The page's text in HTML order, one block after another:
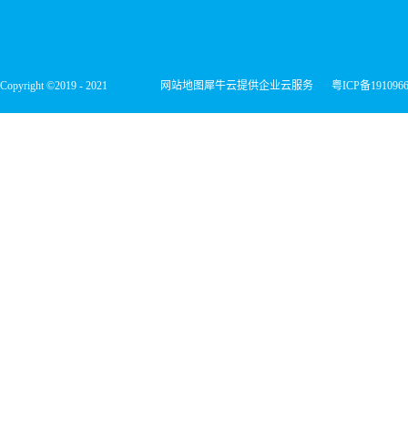
Copyright ©2019 - 2021 网站地图犀牛云提供企业云服务 粤ICP备